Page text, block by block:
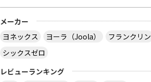
メーカー
ヨネックス
ヨーラ（Joola） フランクリン
シックスゼロ
レビューランキング